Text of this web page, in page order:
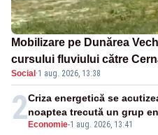
Mobilizare pe Dunărea
cursului fluviului către
Social ·1 aug. 2026, 13:38
2 Economie-1 aug. 2026, 13:41
Criza energetică se
noaptea trecută un grup